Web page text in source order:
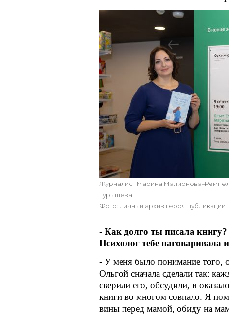
Журналист Марина
Турышева
Фото: личный архив героя публикации
- Как долго ты писала
Психолог тебе
- У меня было понимание того,
Ольгой сначала сделали так:
сверили его, обсудили, и
книги во многом совпало. Я
вины перед мамой, обиду на